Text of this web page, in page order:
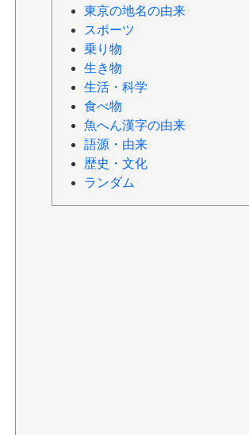
東京の地名の由来
スポーツ
乗り物
生き物
生活・科学
食べ物
魚へん漢字の由来
語源・由来
歴史・文化
ランダム